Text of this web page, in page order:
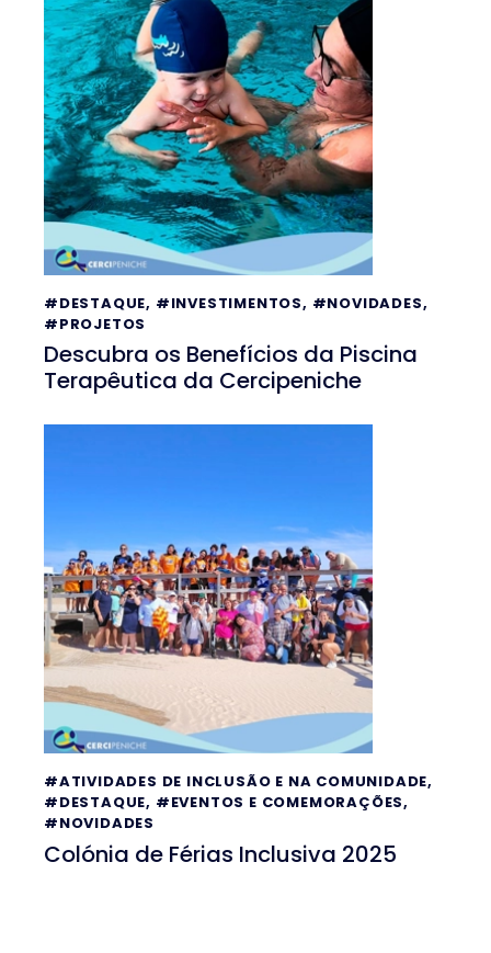
#DESTAQUE, #INVESTIMENTOS, #NOVIDADES,
#PROJETOS
Descubra os Benefícios da Piscina
Terapêutica da Cercipeniche
#ATIVIDADES DE INCLUSÃO E NA COMUNIDADE,
#DESTAQUE, #EVENTOS E COMEMORAÇÕES,
#NOVIDADES
Colónia de Férias Inclusiva 2025